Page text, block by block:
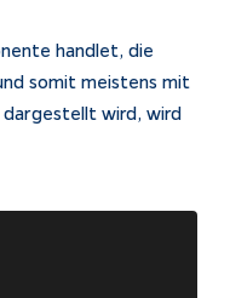
handlet, die
somit meistens mit
wird, wird